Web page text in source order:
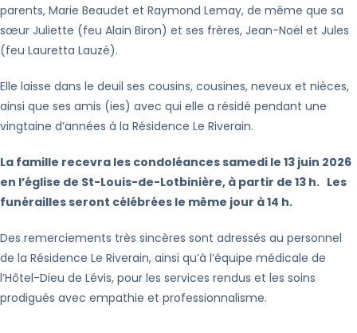
parents, Marie Beaudet et Raymond Lemay, de même que sa
sœur Juliette (feu Alain Biron) et ses frères, Jean-Noël et Jules
(feu Lauretta Lauzé).
Elle laisse dans le deuil ses cousins, cousines, neveux et nièces,
ainsi que ses amis (ies) avec qui elle a résidé pendant une
vingtaine d’années à la Résidence Le Riverain.
La famille recevra les condoléances samedi le 13 juin 2026
en l’église de St-Louis-de-Lotbinière, à partir de 13 h. Les
funérailles seront célébrées le même jour à 14 h.
Des remerciements très sincères sont adressés au personnel
de la Résidence Le Riverain, ainsi qu’à l’équipe médicale de
l’Hôtel-Dieu de Lévis, pour les services rendus et les soins
prodigués avec empathie et professionnalisme.